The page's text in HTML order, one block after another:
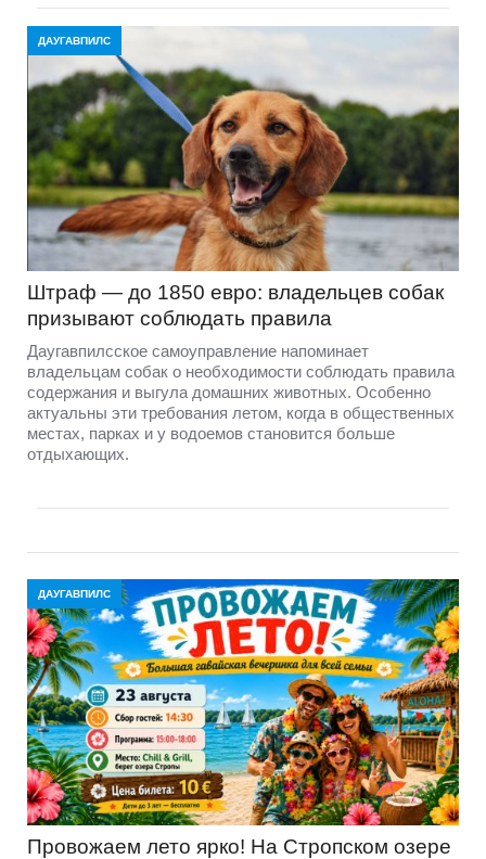
ДАУГАВПИЛС
Штраф — до 1850 евро: владельцев собак
призывают соблюдать правила
Даугавпилсское самоуправление напоминает
владельцам собак о необходимости соблюдать правила
содержания и выгула домашних животных. Особенно
актуальны эти требования летом, когда в общественных
местах, парках и у водоемов становится больше
отдыхающих.
ДАУГАВПИЛС
Провожаем лето ярко! На Стропском озере